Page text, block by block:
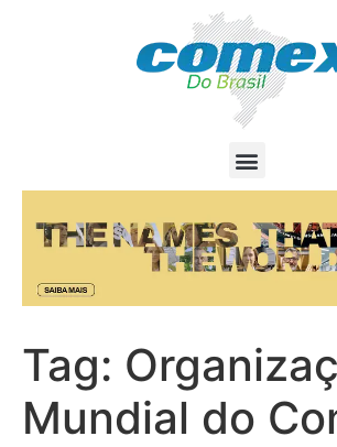
Tag:
Mundial do